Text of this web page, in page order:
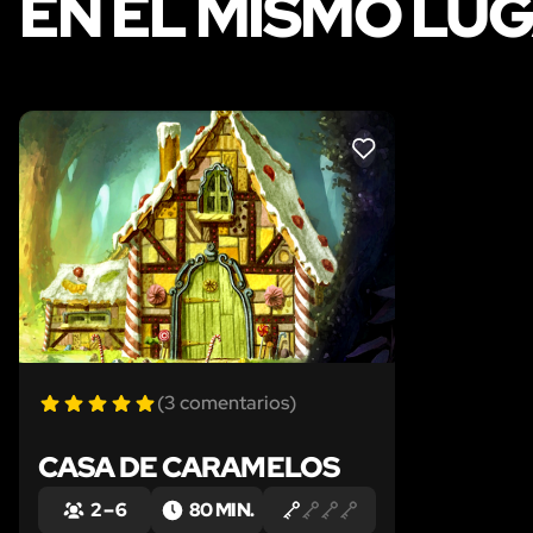
LIKE
(3 comentarios)
CASA DE CARAMELOS
2 – 6 80 MIN.